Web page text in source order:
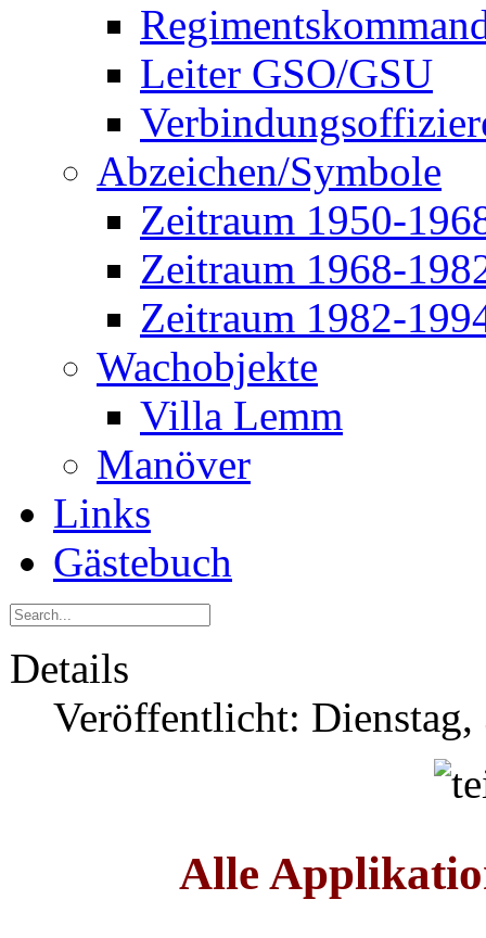
Leiter GSO/GSU
Abzeichen/Symbole
Zeitraum 1950-
Zeitraum 1968-
Zeitraum 1982-
Wachobjekte
Villa Lemm
Manöver
Links
Gästebuch
Details
Veröffentlicht: Dienstag,
Alle